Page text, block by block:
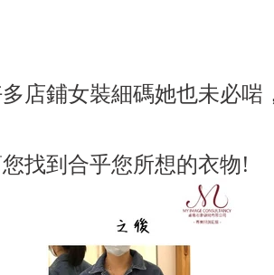
店鋪女裝細碼她也未必
找到合乎您所想的衣物!